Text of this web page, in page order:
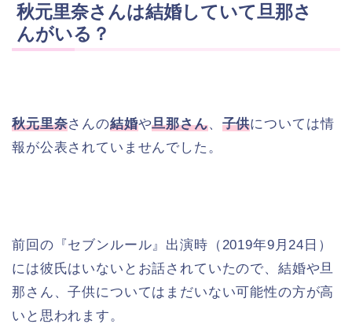
秋元里奈さんは結婚していて旦那さ
んがいる？
秋元里奈さんの結婚や旦那さん、 子供については情
報が公表されていませんでした。
前回の『セブンルール』出演時（2019年9月24日）
には彼氏はいないとお話されていたので、結婚や旦
那さん、子供についてはまだいない可能性の方が高
いと思われます。